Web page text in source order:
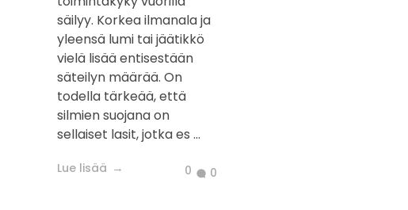
säilyy. Korkea ilmanala ja
yleensä lumi tai jäätikkö
vielä lisää entisestään
säteilyn määrää. On
todella tärkeää, että
silmien suojana on
sellaiset lasit, jotka es ...
Lue lisää 0 0